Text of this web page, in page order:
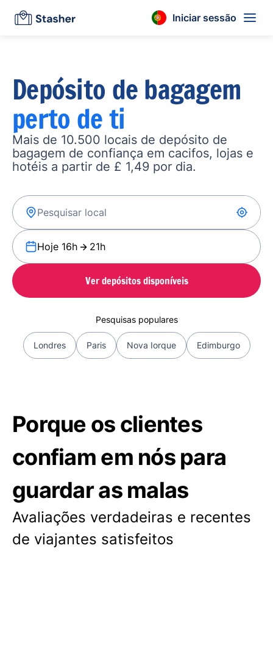
Iniciar sessão
Depósito de bagagem
perto de ti
Mais de 10.500 locais de depósito de
bagagem de confiança em cacifos, lojas e
hotéis a partir de £ 1,49 por dia.
Hoje 16h 21h
Ver depósitos disponíveis
Pesquisas populares
Londres Paris Nova Iorque Edimburgo
Porque os clientes
confiam em nós para
guardar as malas
Avaliações verdadeiras e recentes
de viajantes satisfeitos